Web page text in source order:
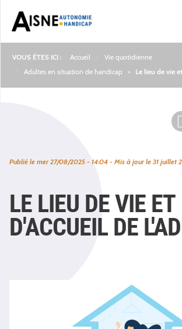
Accueil
Vie quotidienne
Adultes en situation de handicap
Le lieu de vie
Publié le mer 27/08/2025 - 14:04 - Mis à jour le31 juillet
LE LIEU DE VIE ET
D'ACCUEIL DE